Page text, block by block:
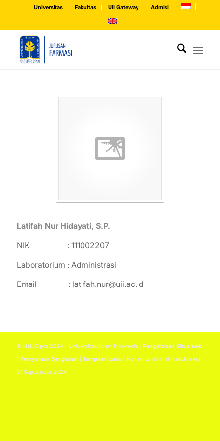
Universitas Fakultas UII Gateway Admisi
Latifah Nur Hidayati, S.P.
NIK : 111002207
Laboratorium : Administrasi
Email : latifah.nur@uii.ac.id
© Hak Cipta 2024 - Universitas Islam Indonesia | Pengelolaan Situs Web
Pernyataan Sangkalan Tampilan Lama| Konten terakhir dimutakhirkan
21 September 2024